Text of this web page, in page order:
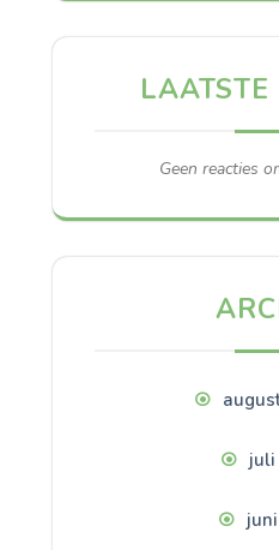
LAATSTE
Geen reacties
juli